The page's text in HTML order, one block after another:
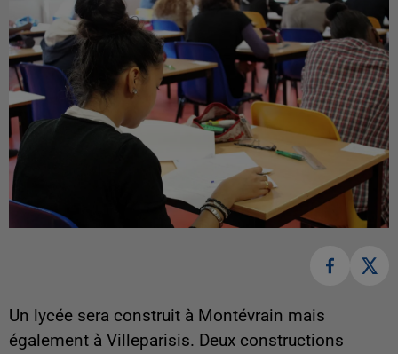
Un lycée sera construit à Montévrain mais
également à Villeparisis. Deux constructions